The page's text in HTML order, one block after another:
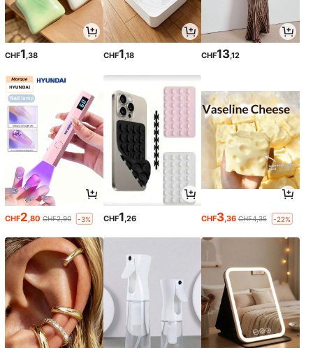
CHF1,38 CHF1,18 CHF13,12
CHF2 ,80 CHF2,90 -3% CHF1 ,26 CHF3 ,36 CHF4,35 -22%